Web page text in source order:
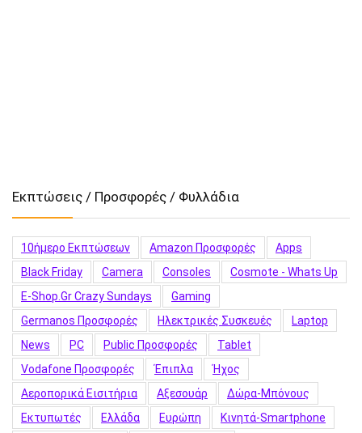
Εκπτώσεις / Προσφορές / Φυλλάδια
10ήμερο Εκπτώσεων Amazon Προσφορές
Apps
Black Friday
Camera Consoles
Cosmote - Whats Up
E-Shop.gr Crazy Sundays
Gaming
Germanos Προσφορές
Hλεκτρικές Συσκευές
Laptop
News
PC Public Προσφορές
Tablet
Vodafone Προσφορές
Έπιπλα
Ήχος
Αεροπορικά Εισιτήρια
Αξεσουάρ
Δώρα-Μπόνους
Εκτυπωτές
Ελλάδα Ευρώπη
Κινητά-Smartphone